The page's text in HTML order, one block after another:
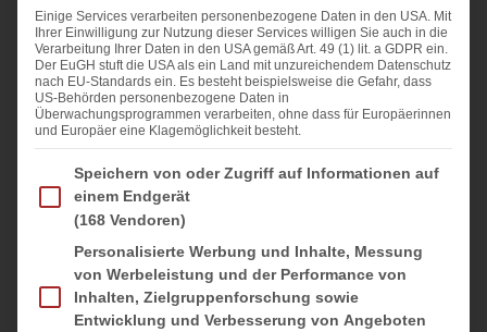
150ml Schlagsahne
75 gButter
120 gRohrzucker
TL abgeriebene Zitronenschale
Hartweizengrieß
EL Zitronensaft
Eigelb
500 g
Aprikosen
Einige Services verarbeiten personenbezogene Daten in den USA. Mit
Ihrer Einwilligung zur Nutzung dieser Services willigen Sie auch in die
Verarbeitung Ihrer Daten in den USA gemäß Art. 49 (1) lit. a GDPR ein.
Der EuGH stuft die USA als ein Land mit unzureichendem Datenschutz
nach EU-Standards ein. Es besteht beispielsweise die Gefahr, dass
US-Behörden personenbezogene Daten in
Überwachungsprogrammen verarbeiten, ohne dass für Europäerinnen
und Europäer eine Klagemöglichkeit besteht.
Im Folgenden finden Sie eine Liste der Zwecke des IAB Transparency and
Speichern von oder Zugriff auf Informationen auf
einem Endgerät
(168 Vendoren)
Personalisierte Werbung und Inhalte, Messung
von Werbeleistung und der Performance von
Inhalten, Zielgruppenforschung sowie
Entwicklung und Verbesserung von Angeboten